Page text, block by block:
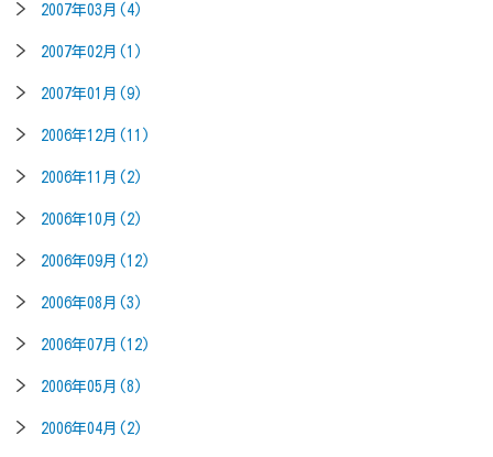
2007年03月(4)
2007年02月(1)
2007年01月(9)
2006年12月(11)
2006年11月(2)
2006年10月(2)
2006年09月(12)
2006年08月(3)
2006年07月(12)
2006年05月(8)
2006年04月(2)